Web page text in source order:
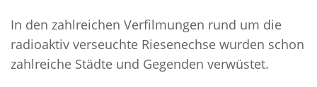
In den zahlreichen Verfilmungen rund um die
radioaktiv verseuchte Riesenechse wurden schon
zahlreiche Städte und Gegenden verwüstet.